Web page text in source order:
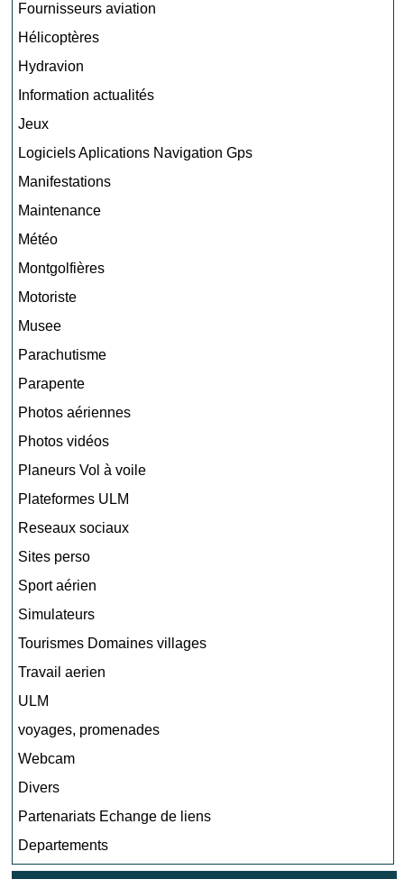
Fournisseurs aviation
Hélicoptères
Hydravion
Information actualités
Jeux
Logiciels Aplications Navigation Gps
Manifestations
Maintenance
Météo
Montgolfières
Motoriste
Musee
Parachutisme
Parapente
Photos aériennes
Photos vidéos
Planeurs Vol à voile
Plateformes ULM
Reseaux sociaux
Sites perso
Sport aérien
Simulateurs
Tourismes Domaines villages
Travail aerien
ULM
voyages, promenades
Webcam
Divers
Partenariats Echange de liens
Departements